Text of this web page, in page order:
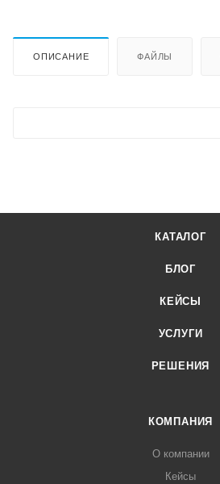
ОПИСАНИЕ ФАЙЛЫ
КАТАЛОГ
БЛОГ
КЕЙСЫ
УСЛУГИ
РЕШЕНИЯ
КОМПАНИЯ
О компании
Кейсы